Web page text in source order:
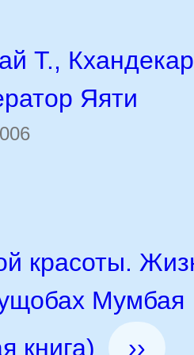
Т.,
Яяти
красоты.
Мумбая
книга)
››